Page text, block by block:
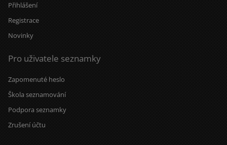
Přihlášení
Registrace
Novinky
Pro uživatele seznamky
Zapomenuté heslo
Škola seznamování
Podpora seznamky
Zrušení účtu